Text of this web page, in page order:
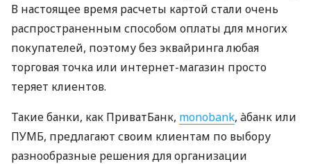
В настоящее время расчеты картой стали очень
распространенным способом оплаты для многих
покупателей, поэтому без эквайринга любая
торговая точка или интернет-магазин просто
теряет клиентов.
Такие банки, как ПриватБанк, monobank, àбанк или
ПУМБ, предлагают своим клиентам по выбору
разнообразные решения для организации